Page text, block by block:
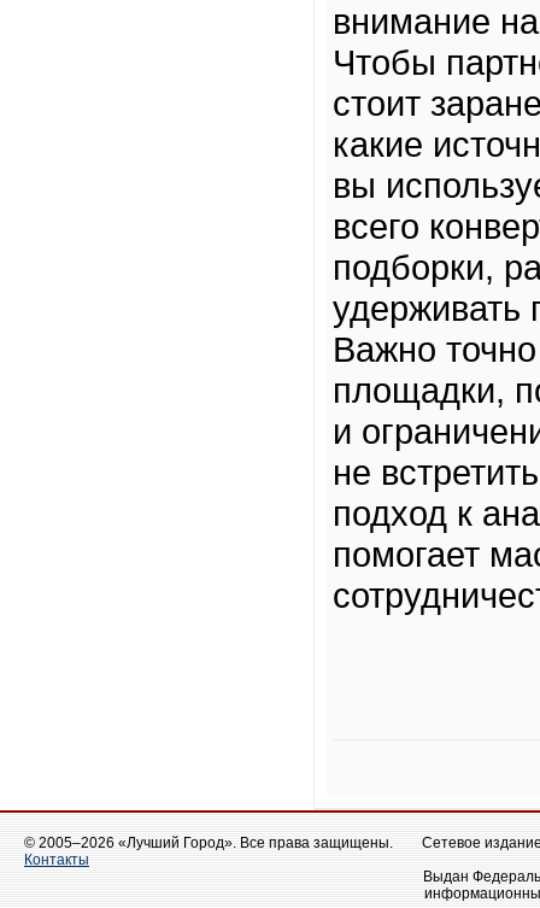
внимание
Чтобы
стоит
какие
вы
всего
подборки,
удерживать
Важно
площадки,
и
не
подход к
помогает
© 2005–2026 «Лучший Город». Все права защищены.
Контакты
Сетевое
Выдан